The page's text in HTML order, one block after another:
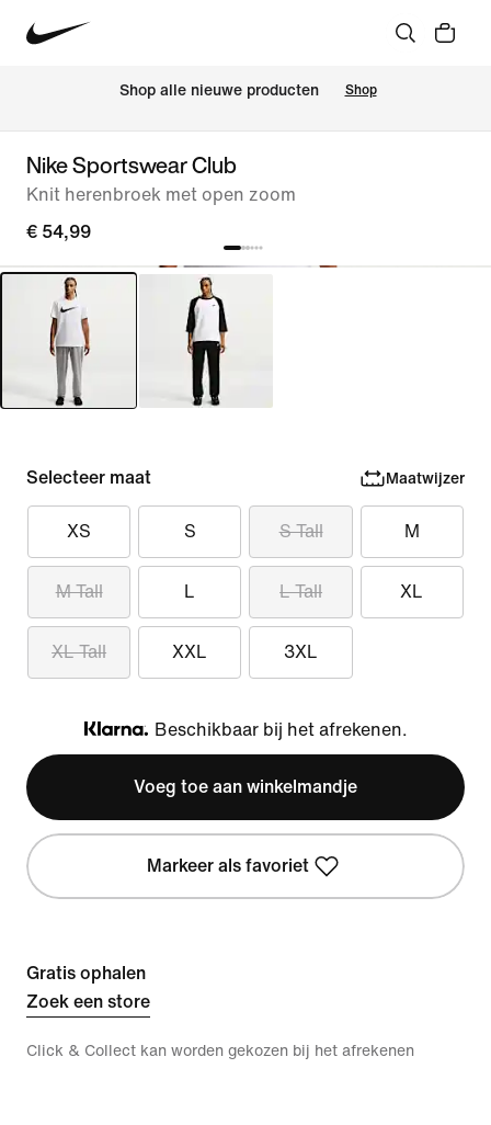
Shop alle nieuwe producten Shop
Nike Sportswear Club
Knit herenbroek met open zoom
€ 54,99
Selecteer maat Maatwijzer
XS S S Tall M
M Tall L L Tall XL
XL Tall XXL 3XL
Klarna
Beschikbaar bij het afrekenen.
Voeg toe aan winkelmandje
Markeer als favoriet
Gratis ophalen
Zoek een store
Click & Collect kan worden gekozen bij het afrekenen